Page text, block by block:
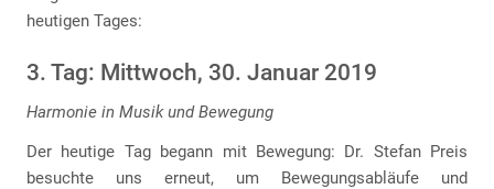
heutigen Tages:
3. Tag: Mittwoch, 30. Januar 2019
Harmonie in Musik und Bewegung
Der heutige Tag begann mit Bewegung: Dr. Stefan Preis
besuchte uns erneut, um Bewegungsabläufe und